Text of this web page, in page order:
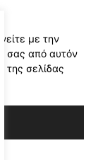
με την
σας από αυτόν
της σελίδας